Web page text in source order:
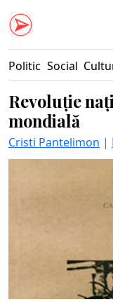
Politic Social
Revoluție
mondială
Cristi Pantelimon |